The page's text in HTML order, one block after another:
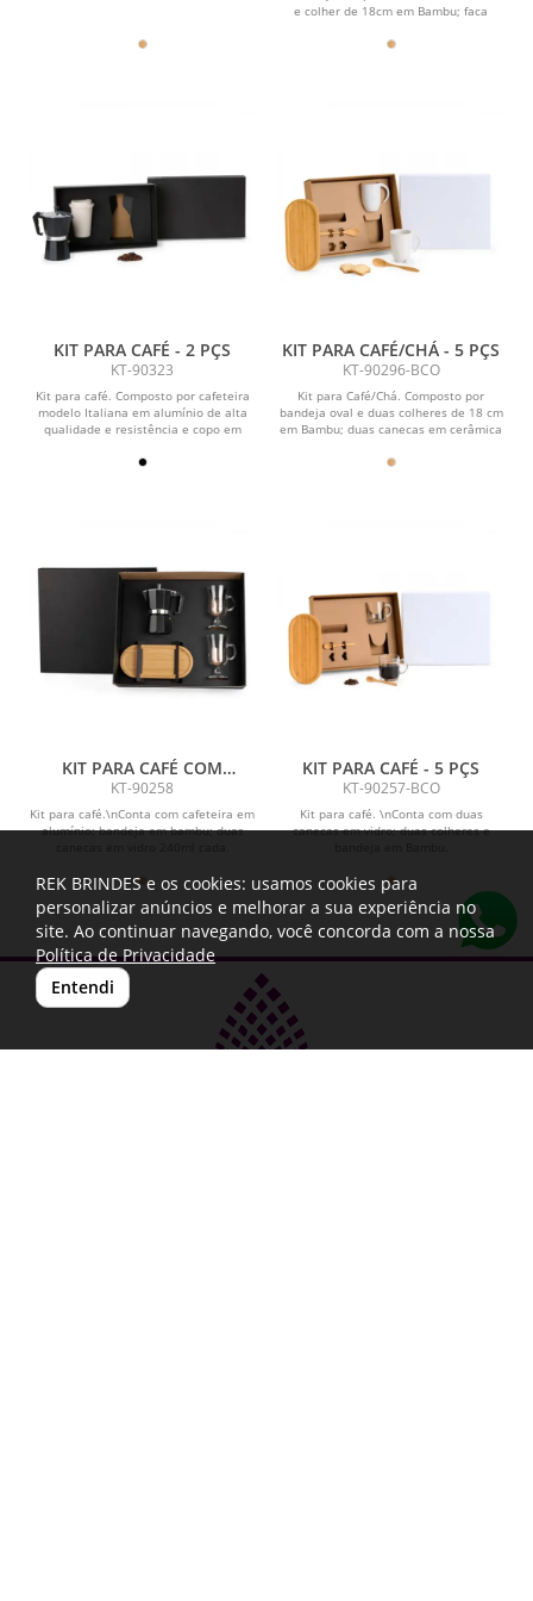
e colher de 18cm em Bambu; faca
KIT PARA CAFÉ - 2 PÇS
KT-90323
Kit para café. Composto por cafeteira
modelo Italiana em alumínio de alta
qualidade e resistência e copo em
KIT PARA CAFÉ/CHÁ - 5 PÇS
KT-90296-BCO
Kit para Café/Chá. Composto por
bandeja oval e duas colheres de 18 cm
em Bambu; duas canecas em cerâmica
KIT PARA CAFÉ COM
CAFETEIRA ITALIANA - 4 PÇS
KT-90258
Kit para café.\nConta com cafeteira em
alumínio; bandeja em bambu; duas
KIT PARA CAFÉ - 5 PÇS
KT-90257-BCO
Kit para café. \nConta com duas
canecas em vidro; duas colheres e
REK BRINDES e os cookies: usamos cookies para
personalizar anúncios e melhorar a sua experiência no
site. Ao continuar navegando, você concorda com a nossa
Política de Privacidade
Entendi